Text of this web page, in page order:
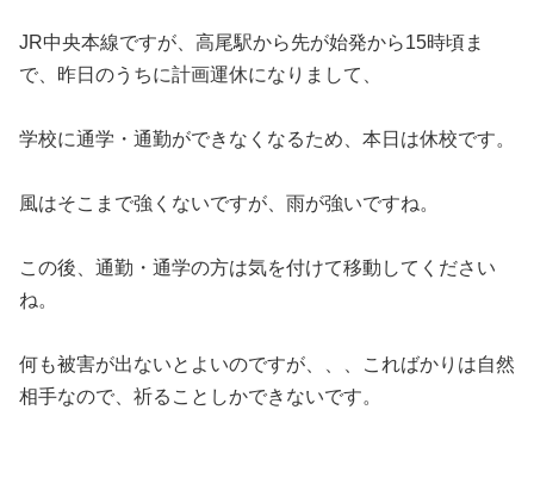
JR中央本線ですが、高尾駅から先が始発から15時頃ま
で、昨日のうちに計画運休になりまして、
学校に通学・通勤ができなくなるため、本日は休校です。
風はそこまで強くないですが、雨が強いですね。
この後、通勤・通学の方は気を付けて移動してください
ね。
何も被害が出ないとよいのですが、、、こればかりは自然
相手なので、祈ることしかできないです。